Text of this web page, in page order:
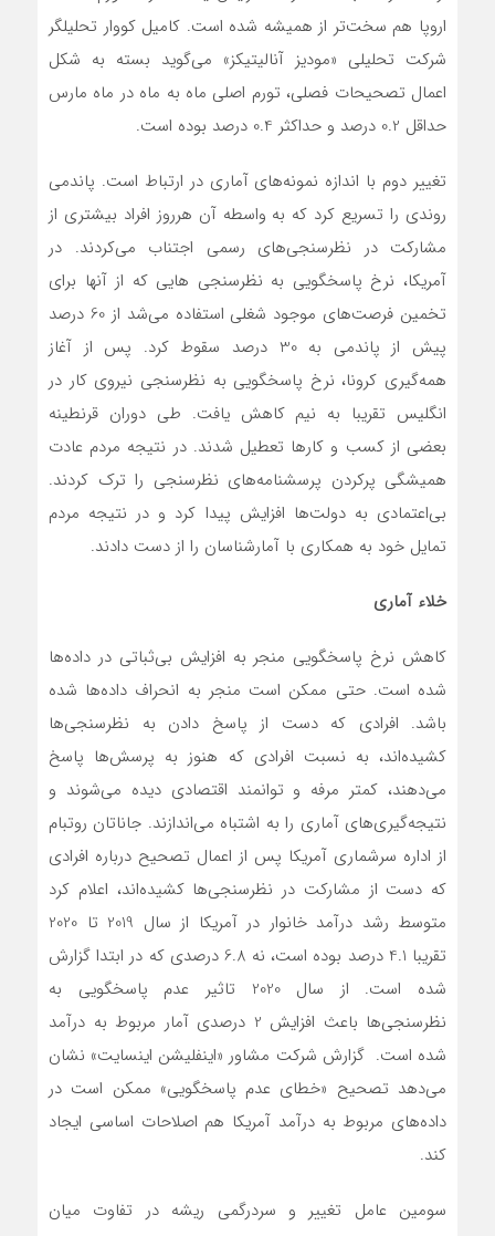
اروپا هم سخت‌تر از همیشه شده است. کامیل کووار تحلیلگر
شرکت تحلیلی «مودیز آنالیتیکز» می‌گوید بسته به شکل
اعمال تصحیحات فصلی، تورم اصلی ماه به ماه در ماه مارس
حداقل 0.2 درصد و حداکثر 0.4 درصد بوده است.
تغییر دوم با اندازه نمونه‌های آماری در ارتباط است. پاندمی
روندی را تسریع کرد که به واسطه آن هرروز افراد بیشتری از
مشارکت در نظرسنجی‌های رسمی اجتناب می‌کردند. در
آمریکا، نرخ پاسخگویی به نظرسنجی هایی که از آنها برای
تخمین فرصت‌های موجود شغلی استفاده می‌شد از 60 درصد
پیش از پاندمی به 30 درصد سقوط کرد. پس از آغاز
همه‌گیری کرونا، نرخ پاسخگویی به نظرسنجی نیروی کار در
انگلیس تقریبا به نیم کاهش یافت. طی دوران قرنطینه
بعضی از کسب و کارها تعطیل شدند. در نتیجه مردم عادت
همیشگی پرکردن پرسشنامه‌های نظرسنجی را ترک کردند.
بی‌اعتمادی به دولت‌ها افزایش پیدا کرد و در نتیجه مردم
تمایل خود به همکاری با آمارشناسان را از دست دادند.
خلاء آماری
کاهش نرخ پاسخگویی منجر به افزایش بی‌ثباتی در داده‌ها
شده است. حتی ممکن است منجر به انحراف داده‌ها شده
باشد. افرادی که دست از پاسخ دادن به نظرسنجی‌ها
کشیده‌اند، به نسبت افرادی که هنوز به پرسش‌ها پاسخ
می‌دهند، کمتر مرفه و توانمند اقتصادی دیده می‌شوند و
نتیجه‌گیری‌های آماری را به اشتباه می‌اندازند. جاناتان روتبام
از اداره سرشماری آمریکا پس از اعمال تصحیح درباره افرادی
که دست از مشارکت در نظرسنجی‌ها کشیده‌اند، اعلام کرد
متوسط رشد درآمد خانوار در آمریکا از سال 2019 تا 2020
تقریبا 4.1 درصد بوده است، نه 6.8 درصدی که در ابتدا گزارش
شده است. از سال 2020 تاثیر عدم پاسخگویی به
نظرسنجی‌ها باعث افزایش 2 درصدی آمار مربوط به درآمد
شده است. گزارش شرکت مشاور «اینفلیشن اینسایت» نشان
می‌دهد تصحیح «خطای عدم پاسخگویی» ممکن است در
داده‌های مربوط به درآمد آمریکا هم اصلاحات اساسی ایجاد
کند.
سومین عامل تغییر و سردرگمی ریشه در تفاوت میان